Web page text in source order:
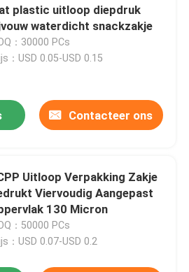
plastic uitloop diepdruk
waterdicht snackzakje
：30000 PCs
：USD 0.05-USD 0.15
Contacteer ons
Uitloop Verpakking Zakje
Viervoudig Aangepast
130 Micron
：50000 PCs
：USD 0.07-USD 0.2